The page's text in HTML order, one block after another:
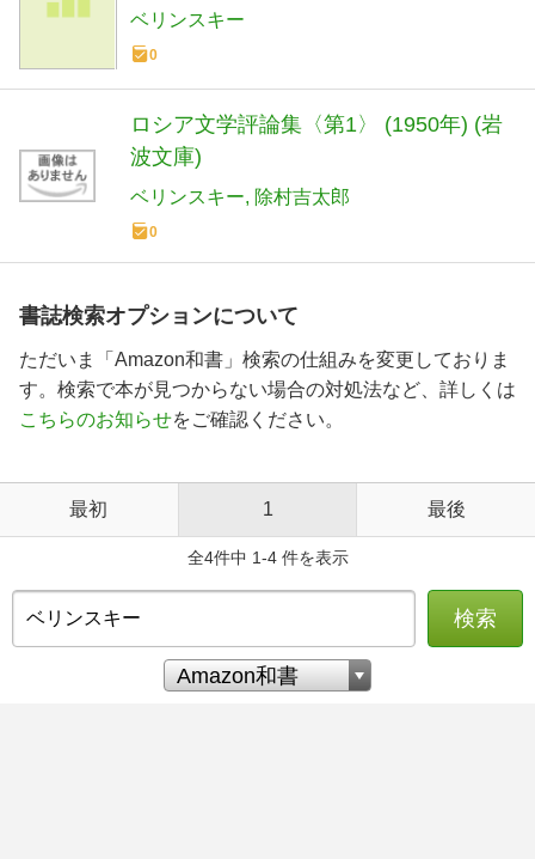
ベリンスキー
0
ロシア文学評論集〈第1〉 (1950年) (岩
波文庫)
ベリンスキー 除村吉太郎
0
書誌検索オプションについて
ただいま「Amazon和書」検索の仕組みを変更しておりま
す。検索で本が見つからない場合の対処法など、詳しくは
こちらのお知らせをご確認ください。
最初 1 最後
全4件中 1-4 件を表示
検索